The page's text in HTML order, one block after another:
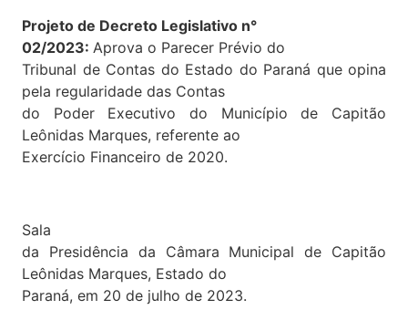
Projeto de Decreto Legislativo n°
02/2023: Aprova o Parecer Prévio do
Tribunal de Contas do Estado do Paraná que opina
pela regularidade das Contas
do Poder Executivo do Município de Capitão
Leônidas Marques, referente ao
Exercício Financeiro de 2020.
Sala
da Presidência da Câmara Municipal de Capitão
Leônidas Marques, Estado do
Paraná, em 20 de julho de 2023.